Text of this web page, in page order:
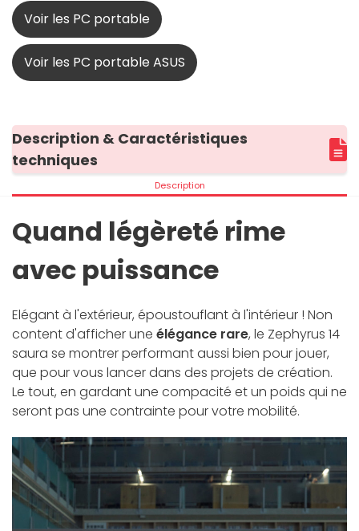
Voir les PC portable
Voir les PC portable ASUS
Description & Caractéristiques
techniques
Description
Quand légèreté rime
avec puissance
Elégant à l'extérieur, époustouflant à l'intérieur ! Non
content d'afficher une élégance rare, le Zephyrus 14
saura se montrer performant aussi bien pour jouer,
que pour vous lancer dans des projets de création.
Le tout, en gardant une compacité et un poids qui ne
seront pas une contrainte pour votre mobilité.